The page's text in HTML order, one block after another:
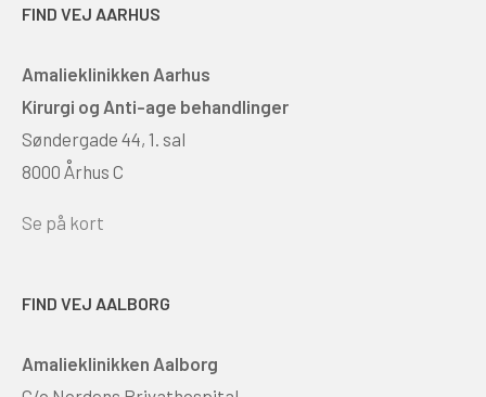
FIND VEJ AARHUS
Amalieklinikken Aarhus
Kirurgi og Anti-age behandlinger
Søndergade 44, 1. sal
8000 Århus C
Se på kort
FIND VEJ AALBORG
Amalieklinikken Aalborg